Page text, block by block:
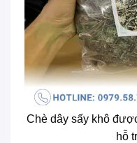
Chè dây sấy khô
hỗ